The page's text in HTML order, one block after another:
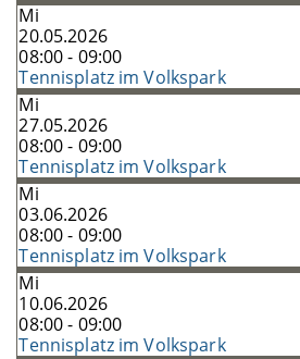
Mi
20.05.2026
08:00 - 09:00
Tennisplatz im Volkspark
Mi
27.05.2026
08:00 - 09:00
Tennisplatz im Volkspark
Mi
03.06.2026
08:00 - 09:00
Tennisplatz im Volkspark
Mi
10.06.2026
08:00 - 09:00
Tennisplatz im Volkspark